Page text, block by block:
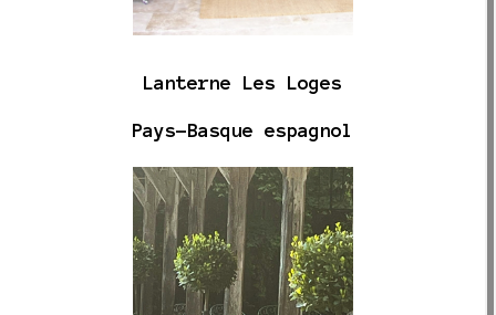
Lanterne Les Loges
Pays-Basque espagnol